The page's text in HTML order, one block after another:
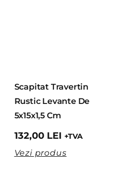
Scapitat Travertin
Rustic Levante De
5x15x1,5 Cm
132,00 LEI +TVA
Vezi produs